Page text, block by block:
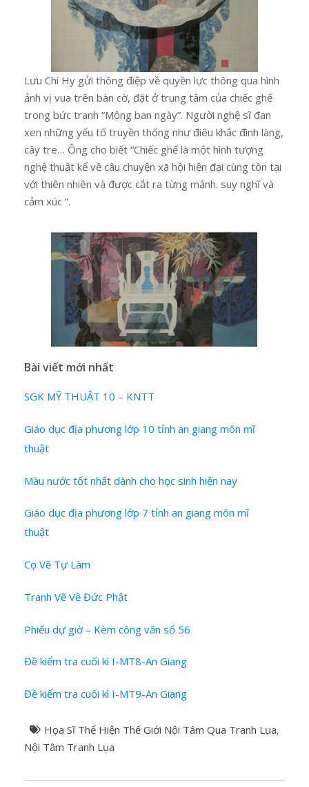
Lưu Chí Hy gửi thông điệp về quyền lực thông qua hình
ảnh vị vua trên bàn cờ, đặt ở trung tâm của chiếc ghế
trong bức tranh “Mộng ban ngày”. Người nghệ sĩ đan
xen những yếu tố truyền thống như điêu khắc đình làng,
cây tre… Ông cho biết “Chiếc ghế là một hình tượng
nghệ thuật kể về câu chuyện xã hội hiện đại cùng tồn tại
với thiên nhiên và được cắt ra từng mảnh. suy nghĩ và
cảm xúc ”.
Bài viết mới nhất
SGK MỸ THUẬT 10 – KNTT
Giáo dục địa phương lớp 10 tỉnh an giang môn mĩ
thuật
Màu nước tốt nhất dành cho học sinh hiện nay
Giáo dục địa phương lớp 7 tỉnh an giang môn mĩ
thuật
Cọ Vẽ Tự Làm
Tranh Vẽ Về Đức Phật
Phiếu dự giờ – Kèm công văn số 56
Đề kiểm tra cuối kì I-MT8-An Giang
Đề kiểm tra cuối kì I-MT9-An Giang
Họa Sĩ Thể Hiện Thế Giới Nội Tâm Qua Tranh Lụa,
Nội Tâm Tranh Lụa